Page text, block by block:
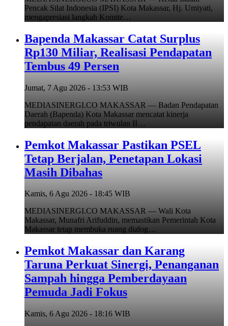
Pencak Silat Indonesia (IPSI) Kota Makassar, Hj. Umiyati,
mengapresiasi langkah Komite…
Bapenda Makassar Catat Surplus
Rp130 Miliar, Realisasi Pendapatan
Tembus 49 Persen
Jumat, 7 Agu 2026 - 13:53 WIB
MEDIASINERGI.CO MAKASSAR — Badan Pendapatan
Daerah (Bapenda) Kota Makassar mencatat kinerja
pendapatan daerah pada triwulan II…
Pemkot Makassar Pastikan PSEL
Tetap Berjalan, Penetapan Lokasi
Masih Dibahas
Kamis, 6 Agu 2026 - 18:45 WIB
MEDIASINERGI.CO MAKASSAR — Wali Kota
Makassar, Munafri Arifuddin, memastikan Pemerintah Kota
Makassar tetap membuka ruang dialog…
Pemkot Makassar dan Karang
Taruna Perkuat Sinergi, Penanganan
Sampah hingga Pemberdayaan
Pemuda Jadi Fokus
Kamis, 6 Agu 2026 - 18:16 WIB